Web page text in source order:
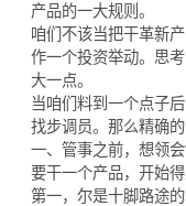
产品的一大规则。
咱们不该当把干革新
作一个投资举动。思
大一点。
当咱们料到一个点子
找步调员。那么精确的
一、管事之前，想领会
要干一个产品，开始
第一，尔是十脚路途的